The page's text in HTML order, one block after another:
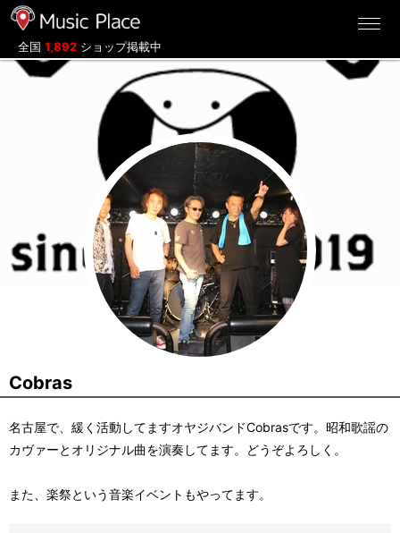
全国 1,892 ショップ掲載中
Cobras
名古屋で、緩く活動してますオヤジバンドCobrasです。昭和歌謡の
カヴァーとオリジナル曲を演奏してます。どうぞよろしく。
また、楽祭という音楽イベントもやってます。